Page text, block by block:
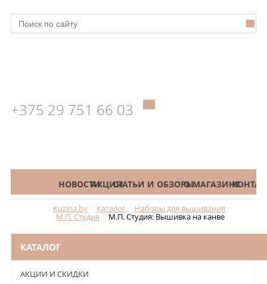
+375 29 751 66 03
КАТАЛОГНОВОСТИАКЦИИСТАТЬИ И ОБЗОРЫО МАГАЗИНЕ
Kuzina.by Каталог Наборы для вышивания
М.П. Студия М.П. Студия: Вышивка на канве
КАТАЛОГ
АКЦИИ И СКИДКИ